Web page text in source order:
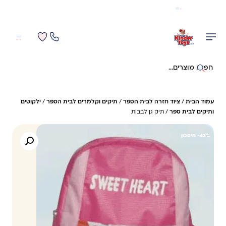
חיפוש באתר
עמוד הבית / ציוד חזרה לבית הספר / תיקים וקלמרים לבית הספר / ילקוטים
ותיקים לבית ספר / תיק גן לבבות
42%- חיסכון